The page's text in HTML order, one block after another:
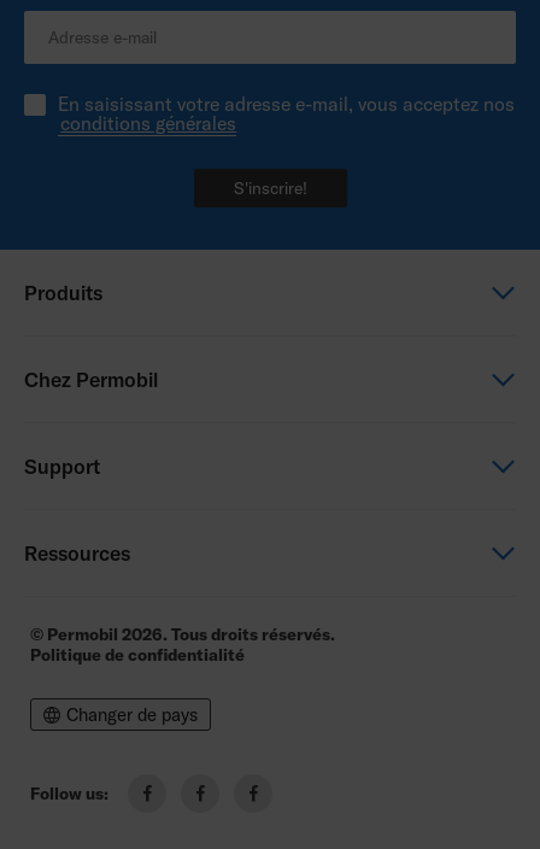
En saisissant votre adresse e-mail, vous acceptez nos
conditions générales
S'inscrire!
Produits
Chez Permobil
Support
Ressources
Dealer locator
Brochure
Price list
© Permobil 2026. Tous droits réservés.
Politique de confidentialité
Changer de pays
Follow us: facebookfacebookfacebook